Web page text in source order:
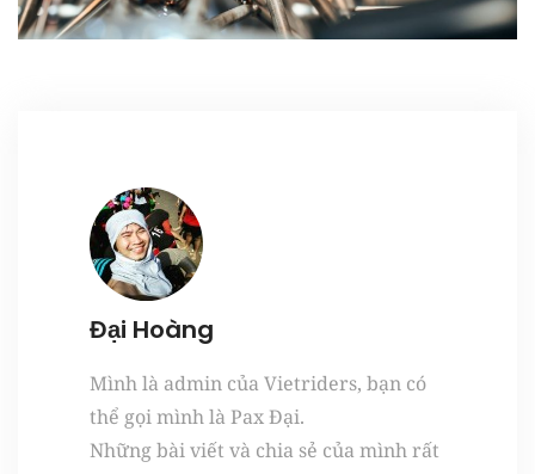
Đại Hoàng
Mình là admin của Vietriders, bạn có
thể gọi mình là Pax Đại.
Những bài viết và chia sẻ của mình rất